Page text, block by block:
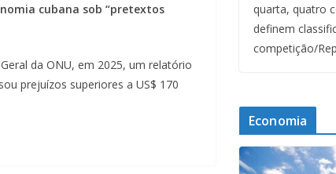
cubana sob “pretextos
da ONU, em 2025, um relatório
prejuízos superiores a US$ 170
quarta, quatro
definem
competição/
Economia